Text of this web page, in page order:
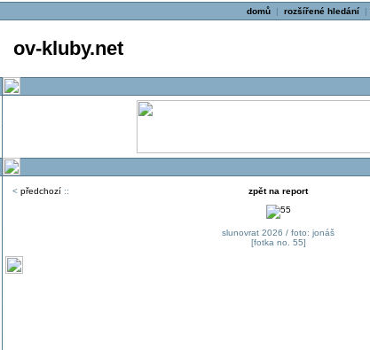
domů| rozšířené hledání|
ov-kluby.net
< předchozí:: zpět na report
slunovrat 2026 / foto: jonáš
[fotka no. 55]